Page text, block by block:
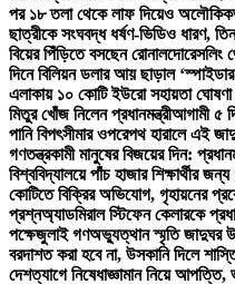
পর ১৮ তলা থেকে লাফ দিয়েও
ছাত্রীকে সংঘবদ্ধ ধর্ষণ-ভিডিও ধারণ,
বিয়ের পিঁড়িতে বসছেন রোনালদোরেসলিং
দিনে বিলিয়ন ডলার আয় ছাড়াল
এলাকায় ১০ কোটি ইউরো সহায়তা ঘোষণা
মিতুর খোঁজ নিলেন প্রধানমন্ত্রীআগামী ৫
পানি বিপৎসীমার ওপরেপথ হারালে এই
গণতন্ত্রকামী মানুষের বিজয়ের দিন:
বিশ্ববিদ্যালয়ে পাঁচ হাজার শিক্ষার্থীর
কোটিতে বিক্রির অভিযোগ, গৃহায়নের
প্রশ্নঅ্যাডমিরাল স্টিফেন কেলারকে
পক্ষেজুলাই গণঅভ্যুত্থান স্মৃতি জাদুঘর
বরদাশত করা হবে না, উসকানি দিলে
দেশত্যাগে নিষেধাজ্ঞামান নিয়ে আপত্তি,